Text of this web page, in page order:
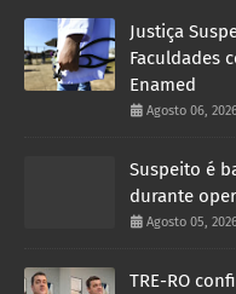
Justiça
Faculdades
Enamed
Agosto 06,
Suspeito é
durante
Agosto 05,
TRE-RO